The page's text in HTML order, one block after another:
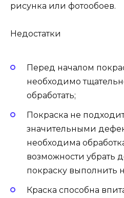
рисунка или фотообоев.
Недостатки
Перед началом
необходимо
обработать;
Покраска не
значительными
необходима
возможности убрать
покраску выполнить
Краска способна